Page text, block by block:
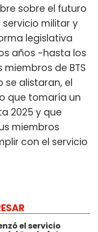
sobre el futuro
militar y
legislativa
años -hasta los
de BTS
se alistaran, el
que tomaría un
2025 y que
miembros
con el servicio
el servicio